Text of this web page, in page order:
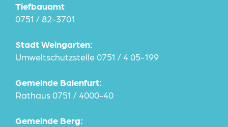
Tiefbauamt
0751 / 82-3701
Stadt Weingarten:
Umweltschutzstelle 0751 / 4 05-199
Gemeinde Baienfurt:
Rathaus 0751 / 4000-40
Gemeinde Berg: